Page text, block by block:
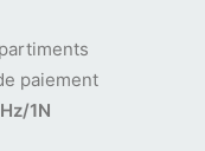
paiement
1N